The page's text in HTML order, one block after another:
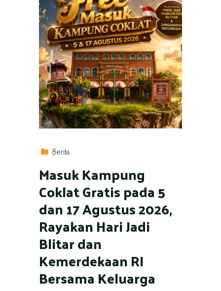
Berita
Masuk Kampung
Coklat Gratis pada 5
dan 17 Agustus 2026,
Rayakan Hari Jadi
Blitar dan
Kemerdekaan RI
Bersama Keluarga